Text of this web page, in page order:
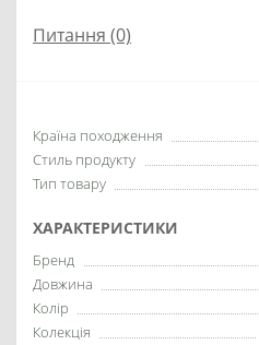
Питання (0)
Країна походження
Стиль продукту
Тип товару
ХАРАКТЕРИСТИКИ
Бренд
Довжина
Колір
Колекція